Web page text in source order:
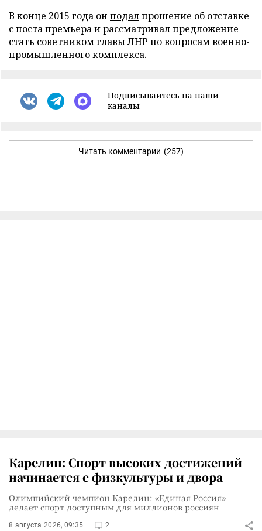
В конце 2015 года он подалпрошение об отставке
с поста премьера и рассматривал предложение
стать советником главы ЛНР по вопросам военно-
промышленного комплекса.
Подписывайтесь на наши
каналы
Читать комментарии (257)
Карелин: Спорт высоких достижений
начинается с физкультуры и двора
Олимпийский чемпион Карелин: «Единая Россия»
делает спорт доступным для миллионов россиян
8 августа 2026, 09:35 2